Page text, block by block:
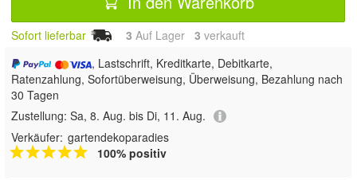
Sofort lieferbar 3 Auf Lager 3 verkauft
, Lastschrift, Kreditkarte, Debitkarte,
Ratenzahlung, Sofortüberweisung, Überweisung, Bezahlung nach
30 Tagen
Zustellung: Sa, 8. Aug. bis Di, 11. Aug.
Verkäufer: gartendekoparadies
100% positiv